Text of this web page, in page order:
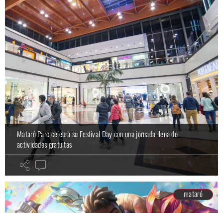
Mataró Parc celebra su Festival Day con una jornada llena de
actividades gratuitas
mataró